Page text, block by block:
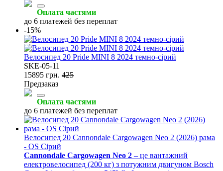
Оплата частями
до 6 платежей без переплат
-15%
Велосипед 20 Pride MINI 8 2024 темно-сірий
SKE-05-11
15895 грн. 425
Предзаказ
Оплата частями
до 6 платежей без переплат
Велосипед 20 Cannondale Cargowagen Neo 2 (2026) рама
- OS Сірий
Cannondale Cargowagen Neo 2 – це вантажний
електровелосипед (200 кг) з потужним двигуном Bosch